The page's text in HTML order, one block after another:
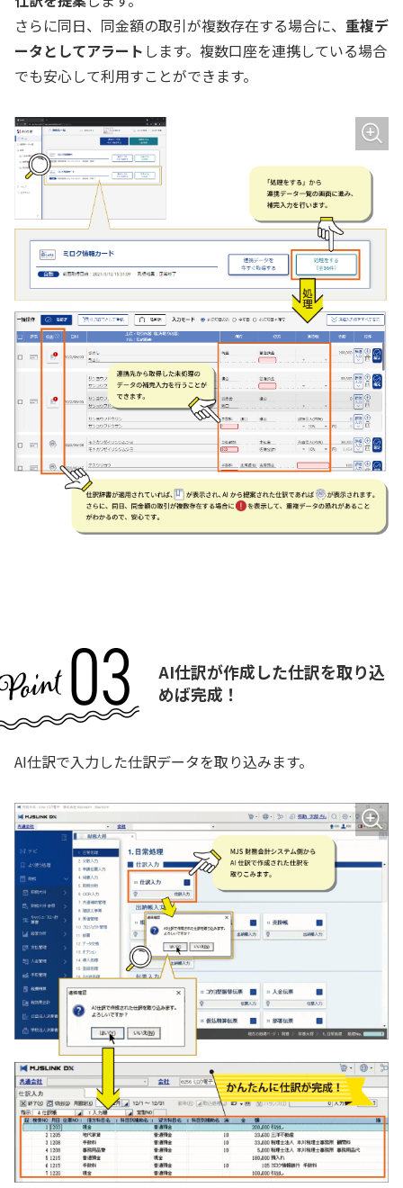
さらに同日、同金額の取引が複数存在する場合に、 重複デ
ータとしてアラート します。複数口座を連携している場合
でも安心して利用すことができます。
AI仕訳が作成した仕訳を取り込
めば完成！
AI仕訳で入力した仕訳データを取り込みます。